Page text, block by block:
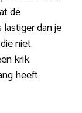
de
dan je
niet
krik.
heeft